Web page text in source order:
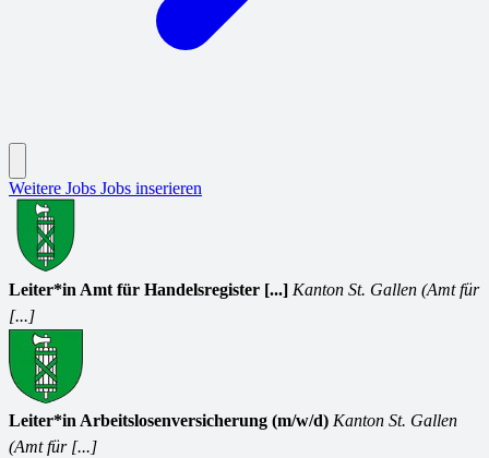
Weitere Jobs Jobs inserieren
Leiter*in Amt für Handelsregister [...] Kanton St. Gallen (Amt für
[...]
Leiter*in Arbeitslosenversicherung (m/w/d) Kanton St. Gallen
(Amt für [...]